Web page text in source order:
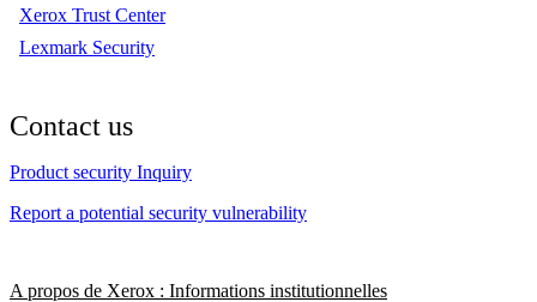
Xerox Trust Center
Lexmark Security
Contact us
Product security Inquiry
Report a potential security vulnerability
A propos de Xerox : Informations institutionnelles